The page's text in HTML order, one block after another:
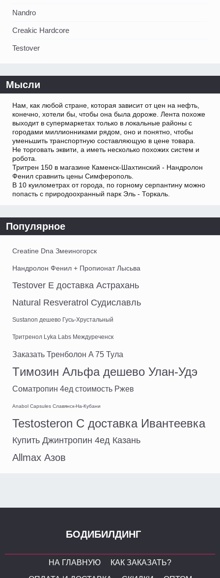
Nandro
Creakic Hardcore
Testover
Мысли
Нам, как любой стране, которая зависит от цен на нефть,
конечно, хотели бы, чтобы она была дороже. Лента похоже
выходит в супермаркетах только в локальные районы с
городами миллионниками рядом, оно и понятно, чтобы
уменьшить транспортную составляющую в цене товара.
Не торговать эквити, а иметь несколько похожих систем и
робота.
Тритрен 150 в магазине Каменск-Шахтинский - Нандролон
Фенил сравнить цены Симферополь.
В 10 куилометрах от города, по горному серпантину можно
попасть с природоохранный парк Эль - Торкаль.
Популярное
Creatine Dna Змеиногорск
Нандролон Фенил + Пропионат Лысьва
Testover E доставка Астрахань
Natural Resveratrol Судиславль
Sustanon дешево Гусь-Хрустальный
Тритренол Lyka Labs Междуреченск
Заказать Тренболон A 75 Тула
Tимозин Альфа дешево Улан-Удэ
Cоматропин 4ед стоимость Ржев
Anabol Capsules Славянск-На-Кубани
Testosteron C доставка Ивантеевка
Купить Джинтропин 4ед Казань
Allmax Азов
БОДИБИЛДИНГ
НА ГЛАВНУЮ
КАК ЗАКАЗАТЬ?